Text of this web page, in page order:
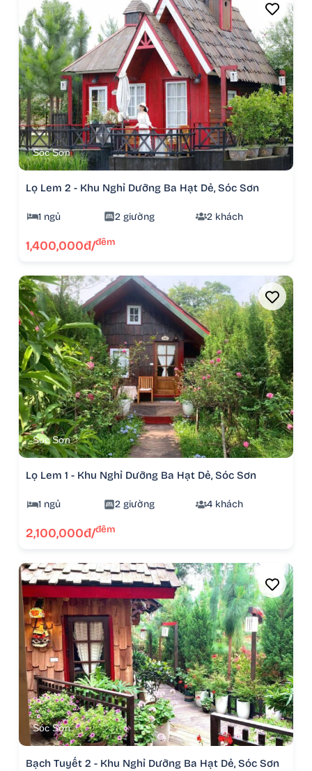
Sóc Sơn
Lọ Lem 2 - Khu Nghỉ Dưỡng Ba Hạt Dẻ, Sóc Sơn
1 ngủ 2 giường 2 khách
1,400,000đ/đêm
Sóc Sơn
Lọ Lem 1 - Khu Nghỉ Dưỡng Ba Hạt Dẻ, Sóc Sơn
1 ngủ 2 giường 4 khách
2,100,000đ/đêm
Sóc Sơn
Bạch Tuyết 2 - Khu Nghỉ Dưỡng Ba Hạt Dẻ, Sóc Sơn